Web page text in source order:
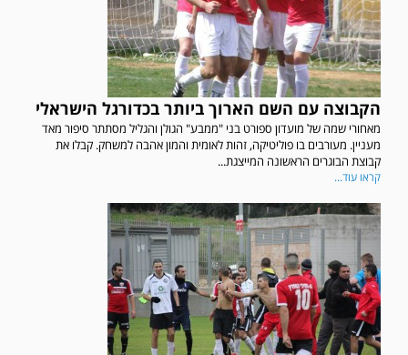
הקבוצה עם השם הארוך ביותר בכדורגל הישראלי
מאחורי שמה של מועדון ספורט בני "ממבע" הגולן והגליל מסתתר סיפור מאד
מעניין. מעורבים בו פוליטיקה, זהות לאומית והמון אהבה למשחק. קבלו את
קבוצת הבוגרים הראשונה המייצגת...
קראו עוד...